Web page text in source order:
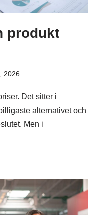
produkt
2026
Det sitter i
alternativet och
Men i